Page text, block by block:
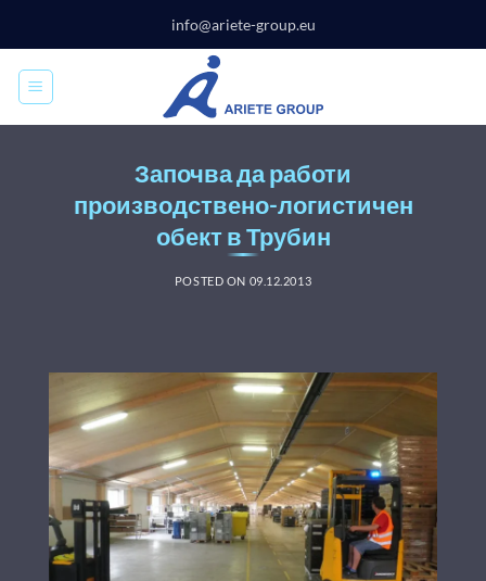
content
info@ariete-group.eu
Започва да работи
производствено-логистичен
обект в Трубин
POSTED ON 09.12.2013